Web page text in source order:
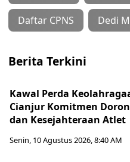
Daftar CPNS Dedi
Berita Terkini
Kawal Perda
Cianjur Komitmen
dan Kesejahteraan Atlet
Senin, 10 Agustus 2026, 8:40 AM